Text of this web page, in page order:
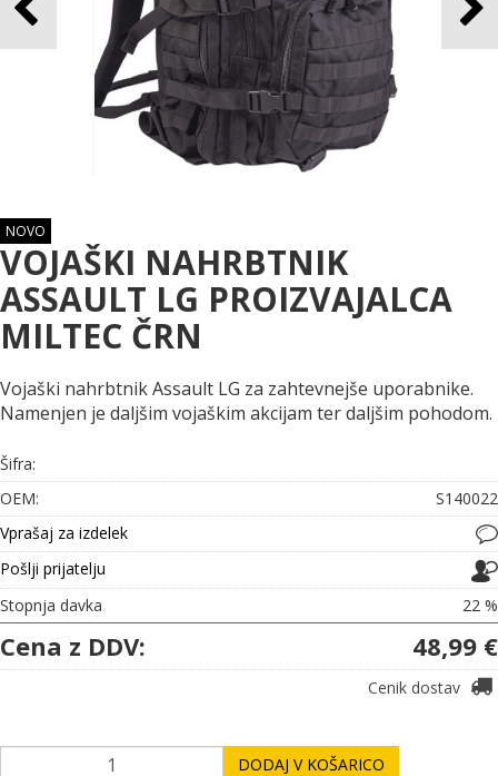
NOVO
VOJAŠKI NAHRBTNIK
ASSAULT LG PROIZVAJALCA
MILTEC ČRN
Vojaški nahrbtnik Assault LG za zahtevnejše uporabnike.
Namenjen je daljšim vojaškim akcijam ter daljšim pohodom.
Šifra:
OEM:
S140022
Vprašaj za izdelek
Pošlji prijatelju
Stopnja davka
22 %
Cena z DDV: 48,99 €
Cenik dostav
DODAJ V KOŠARICO